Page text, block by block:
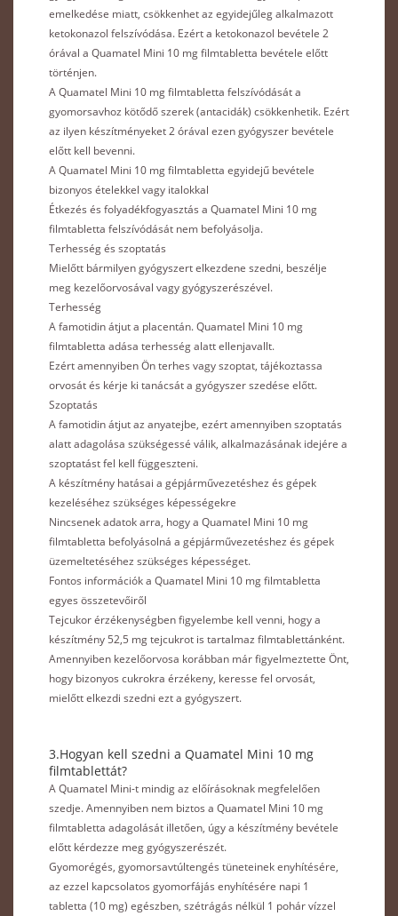
emelkedése miatt, csökkenhet az egyidejűleg alkalmazott
ketokonazol felszívódása. Ezért a ketokonazol bevétele 2
órával a Quamatel Mini 10 mg filmtabletta bevétele előtt
történjen.
A Quamatel Mini 10 mg filmtabletta felszívódását a
gyomorsavhoz kötődő szerek (antacidák) csökkenhetik. Ezért
az ilyen készítményeket 2 órával ezen gyógyszer bevétele
előtt kell bevenni.
A Quamatel Mini 10 mg filmtabletta egyidejű bevétele
bizonyos ételekkel vagy italokkal
Étkezés és folyadékfogyasztás a Quamatel Mini 10 mg
filmtabletta felszívódását nem befolyásolja.
Terhesség és szoptatás
Mielőtt bármilyen gyógyszert elkezdene szedni, beszélje
meg kezelőorvosával vagy gyógyszerészével.
Terhesség
A famotidin átjut a placentán. Quamatel Mini 10 mg
filmtabletta adása terhesség alatt ellenjavallt.
Ezért amennyiben Ön terhes vagy szoptat, tájékoztassa
orvosát és kérje ki tanácsát a gyógyszer szedése előtt.
Szoptatás
A famotidin átjut az anyatejbe, ezért amennyiben szoptatás
alatt adagolása szükségessé válik, alkalmazásának idejére a
szoptatást fel kell függeszteni.
A készítmény hatásai a gépjárművezetéshez és gépek
kezeléséhez szükséges képességekre
Nincsenek adatok arra, hogy a Quamatel Mini 10 mg
filmtabletta befolyásolná a gépjárművezetéshez és gépek
üzemeltetéséhez szükséges képességet.
Fontos információk a Quamatel Mini 10 mg filmtabletta
egyes összetevőiről
Tejcukor érzékenységben figyelembe kell venni, hogy a
készítmény 52,5 mg tejcukrot is tartalmaz filmtablettánként.
Amennyiben kezelőorvosa korábban már figyelmeztette Önt,
hogy bizonyos cukrokra érzékeny, keresse fel orvosát,
mielőtt elkezdi szedni ezt a gyógyszert.
3.Hogyan kell szedni a Quamatel Mini 10 mg
filmtablettát?
A Quamatel Mini-t mindig az előírásoknak megfelelően
szedje. Amennyiben nem biztos a Quamatel Mini 10 mg
filmtabletta adagolását illetően, úgy a készítmény bevétele
előtt kérdezze meg gyógyszerészét.
Gyomorégés, gyomorsavtúltengés tüneteinek enyhítésére,
az ezzel kapcsolatos gyomorfájás enyhítésére napi 1
tabletta (10 mg) egészben, szétrágás nélkül 1 pohár vízzel